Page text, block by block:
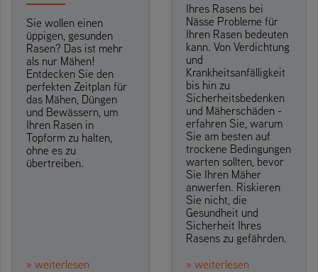
Sie wollen einen
üppigen, gesunden
Rasen? Das ist mehr
als nur Mähen!
Entdecken Sie den
perfekten Zeitplan für
das Mähen, Düngen
und Bewässern, um
Ihren Rasen in
Topform zu halten,
ohne es zu
übertreiben.
» weiterlesen
Ihres Rasens bei
Nässe Probleme für
Ihren Rasen bedeuten
kann. Von Verdichtung
und
Krankheitsanfälligkeit
bis hin zu
Sicherheitsbedenken
und Mäherschäden -
erfahren Sie, warum
Sie am besten auf
trockene Bedingungen
warten sollten, bevor
Sie Ihren Mäher
anwerfen. Riskieren
Sie nicht, die
Gesundheit und
Sicherheit Ihres
Rasens zu gefährden.
» weiterlesen